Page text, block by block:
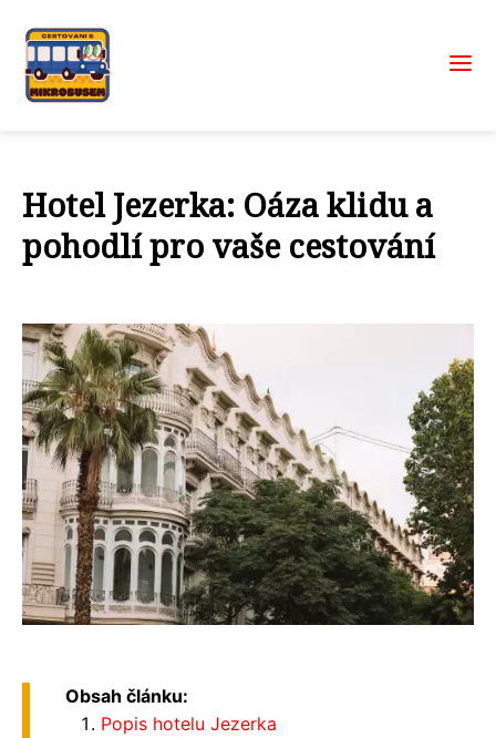
Hotel Jezerka: Oáza klidu a
pohodlí pro vaše cestování
Obsah článku:
Popis hotelu Jezerka